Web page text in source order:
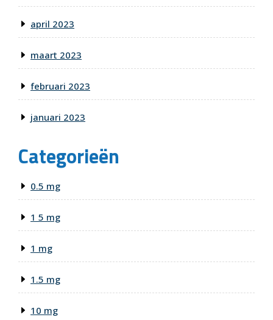
april 2023
maart 2023
februari 2023
januari 2023
Categorieën
0.5 mg
1 5 mg
1 mg
1.5 mg
10 mg